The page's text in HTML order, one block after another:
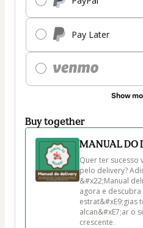
Pay Later
Show
Buy together
MANUAL DO
Quer ter
pelo delivery?
&#x22;Manual
agora e
estrat&#xE9;gias
alcan&#xE7;ar o
crescente.